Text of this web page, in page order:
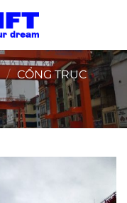
/ CỔNG TRỤC